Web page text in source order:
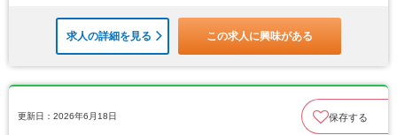
求人の詳細を見る この求人に興味がある
更新日：2026年6月18日 保存する